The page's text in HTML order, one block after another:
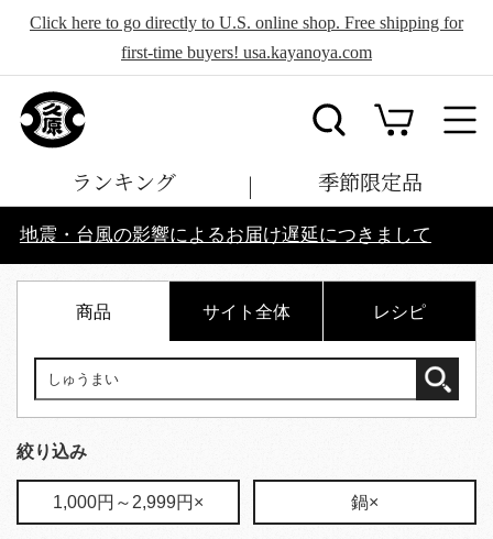
Click here to go directly to U.S. online shop. Free shipping for
first-time buyers! usa.kayanoya.com
ランキング 季節限定品
地震・台風の影響によるお届け遅延につきまして
商品 サイト全体 レシピ
絞り込み
1,000円～2,999円× 鍋×